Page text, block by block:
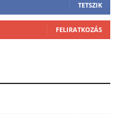
TETSZIK
FELIRATKOZÁS